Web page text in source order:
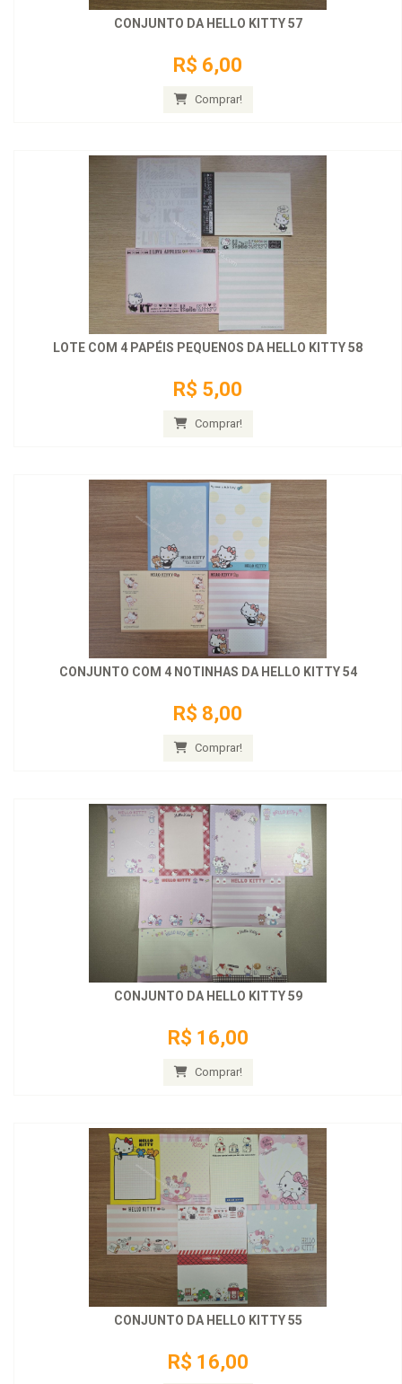
CONJUNTO DA HELLO KITTY 57
R$ 6,00
Comprar!
LOTE COM 4 PAPÉIS PEQUENOS DA HELLO KITTY 58
R$ 5,00
Comprar!
CONJUNTO COM 4 NOTINHAS DA HELLO KITTY 54
R$ 8,00
Comprar!
CONJUNTO DA HELLO KITTY 59
R$ 16,00
Comprar!
CONJUNTO DA HELLO KITTY 55
R$ 16,00